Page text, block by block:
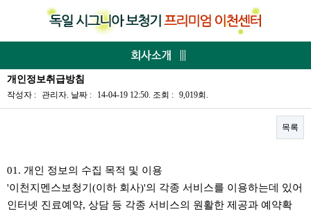
개인정보취급방침
작성자 : 관리자. 날짜 : 14-04-19 12:50. 조회 : 9,019회.
목록
01. 개인 정보의 수집 목적 및 이용
'이천지멘스보청기(이하 회사)'의 각종 서비스를 이용하는데 있어
인터넷 진료예약, 상담 등 각종 서비스의 원활한 제공과 예약확